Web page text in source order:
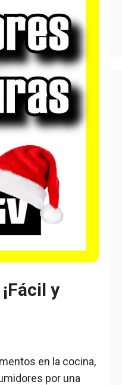
y
en la cocina,
por una